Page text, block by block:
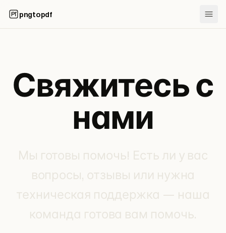
pngtopdf
Свяжитесь с
нами
Мы готовы помочь! Есть ли у вас
вопросы, отзывы или нужна
техническая поддержка — наша
команда готова вам помочь.